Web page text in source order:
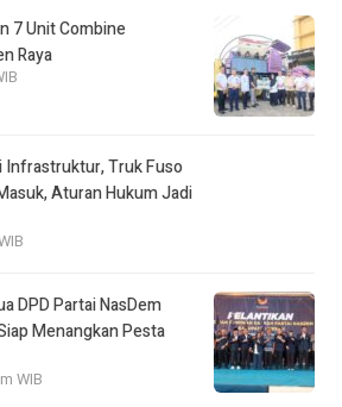
7 Unit Combine
Raya
Infrastruktur, Truk Fuso
Aturan Hukum Jadi
DPD Partai NasDem
Menangkan Pesta
WIB